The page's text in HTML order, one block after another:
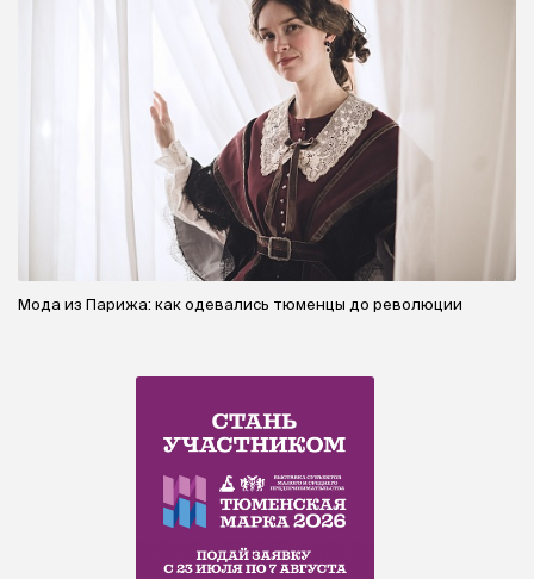
Мода из Парижа: как одевались тюменцы до революции